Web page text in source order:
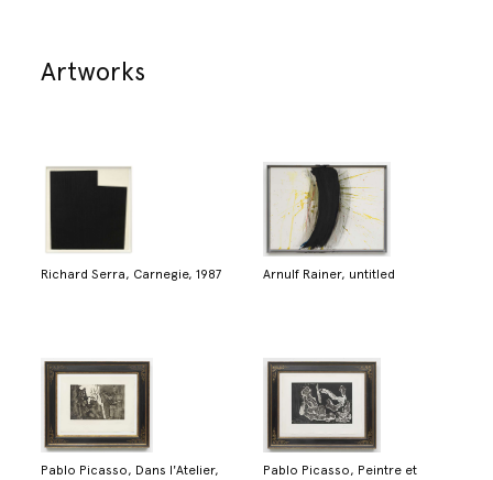
Artworks
Richard Serra, Carnegie, 1987 Arnulf Rainer, untitled
Pablo Picasso, Dans l'Atelier,
Pablo Picasso, Peintre et